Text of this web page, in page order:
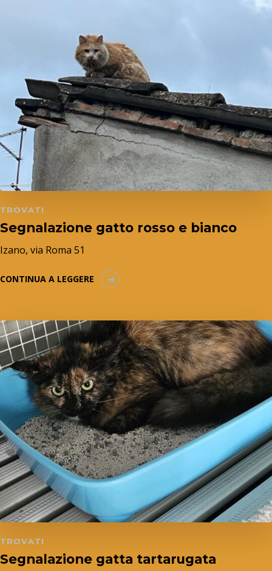
TROVATI
Segnalazione gatto rosso e bianco
Izano, via Roma 51
CONTINUA A LEGGERE
TROVATI
Segnalazione gatta tartarugata